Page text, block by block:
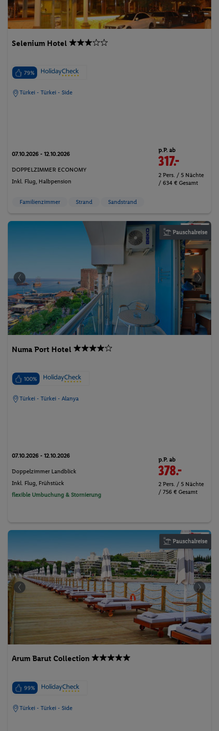
Selenium Hotel
79%
Türkei - Türkei - Side
07.10.2026 - 12.10.2026
DOPPELZIMMER ECONOMY
Inkl. Flug, Halbpension
p.P. ab
317.-
2 Pers. / 5 Nächte
/ 634 € Gesamt
Familienzimmer Strand Sandstrand
Pauschalreise
Numa Port Hotel
100%
Türkei - Türkei - Alanya
07.10.2026 - 12.10.2026
Doppelzimmer Landblick
Inkl. Flug, Frühstück
flexible Umbuchung & Stornierung
p.P. ab
378.-
2 Pers. / 5 Nächte
/ 756 € Gesamt
Pauschalreise
Arum Barut Collection
99%
Türkei - Türkei - Side